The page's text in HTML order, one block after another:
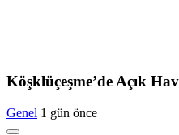
Köşklüçeşme’de Açık
Genel 1 gün önce